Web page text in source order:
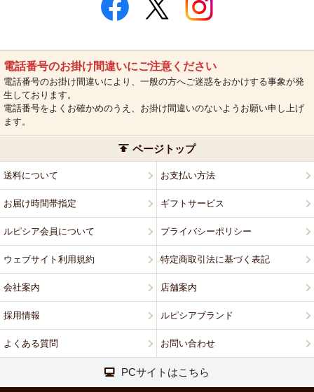
電話番号のお掛け間違いにご注意ください
電話番号のお掛け間違いにより、一般の方へご迷惑をおかけする事象が発
生しております。
電話番号をよくお確かめのうえ、お掛け間違いのないようお願い申し上げ
ます。
ページトップ
送料について お支払い方法
お届け時間帯指定 ギフトサービス
ルピシア会員について プライバシーポリシー
ウェブサイト利用規約 特定商取引法に基づく表記
会社案内 店舗案内
採用情報 ルピシアブランド
よくある質問 お問い合わせ
PCサイトはこちら